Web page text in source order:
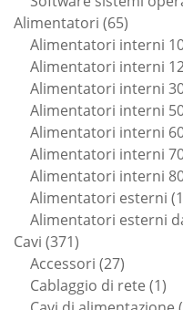
Alimentatori 6565
prodotti
Alimentatori interni
Alimentatori interni
Alimentatori interni
Alimentatori interni
Alimentatori interni
Alimentatori interni
Alimentatori interni
Alimentatori esterni
Alimentatori esterni
Cavi 371371
prodotti
Accessori 2727
prodotti
Cablaggio di rete 11